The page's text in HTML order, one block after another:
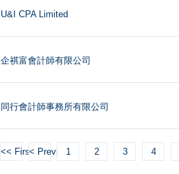
U&I CPA Limited
企祺富會計師有限公司
同行會計師事務所有限公司
<< First< Previous1 2 3 4